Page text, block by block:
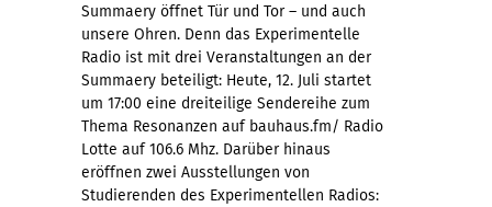
Summaery öffnet Tür und Tor – und auch
unsere Ohren. Denn das Experimentelle
Radio ist mit drei Veranstaltungen an der
Summaery beteiligt: Heute, 12. Juli startet
um 17:00 eine dreiteilige Sendereihe zum
Thema Resonanzen auf bauhaus.fm/ Radio
Lotte auf 106.6 Mhz. Darüber hinaus
eröffnen zwei Ausstellungen von
Studierenden des Experimentellen Radios: